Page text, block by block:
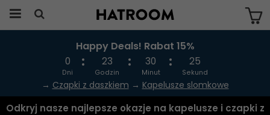
Produkten har blivit tillagd i varukorgen
Happy Deals! Rabat 15%
0
Dni
23
Godzin
30
Minut
24
Sekund
→ Czapki z daszkiem → Kapelusze slomkowe
Odkryj nasze najlepsze okazje na kapelusze i czapki z